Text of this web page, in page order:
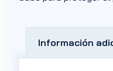
Información